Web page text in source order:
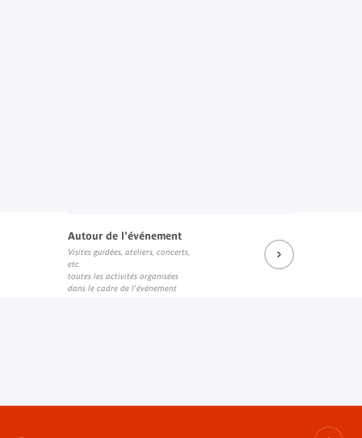
Autour de l'événement
Visites guidées, ateliers, concerts,
etc.
toutes les activités organisées
dans le cadre de l'événement